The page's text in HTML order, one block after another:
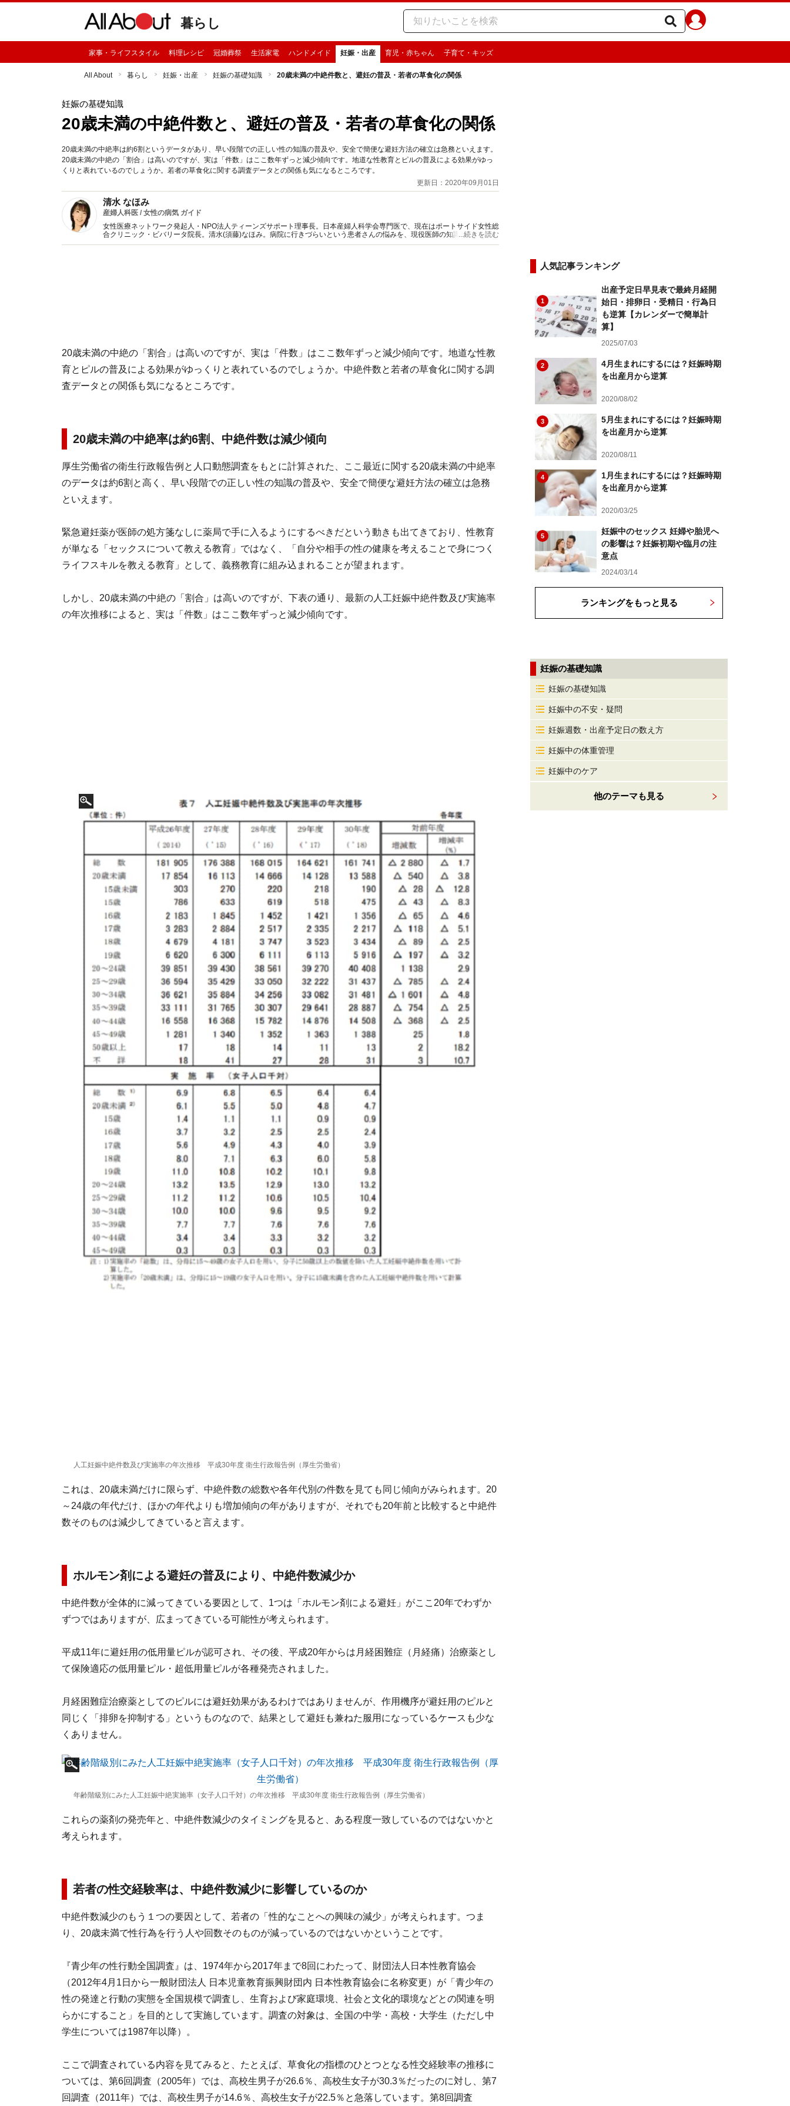
暮らし
家事・ライフスタイル 料理レシピ 冠婚葬祭 生活家電 ハンドメイド 妊娠・出産 育児・赤ちゃん 子育て・キッズ
All About 暮らし 妊娠・出産 妊娠の基礎知識 20歳未満の中絶件数と、避妊の普及・若者の草食化の関係
妊娠の基礎知識
20歳未満の中絶件数と、避妊の普及・若者の草食化の関係
20歳未満の中絶率は約6割というデータがあり、早い段階での正しい性の知識の普及や、安全で簡便な避妊方法の確立は急務といえます。
20歳未満の中絶の「割合」は高いのですが、実は「件数」はここ数年ずっと減少傾向です。地道な性教育とピルの普及による効果がゆっ
くりと表れているのでしょうか。若者の草食化に関する調査データとの関係も気になるところです。
更新日：2020年09月01日
清水 なほみ
産婦人科医 / 女性の病気 ガイド
女性医療ネットワーク発起人・NPO法人ティーンズサポート理事長。日本産婦人科学会専門医で、現在はポートサイド女性総
合クリニック・ビバリータ院長。清水(須藤)なほみ。病院に行きづらいという患者さんの悩みを、現役医師の知識を活かして
サポートします。
...続きを読む
20歳未満の中絶の「割合」は高いのですが、実は「件数」はここ数年ずっと減少傾向です。地道な性教
育とピルの普及による効果がゆっくりと表れているのでしょうか。中絶件数と若者の草食化に関する調
査データとの関係も気になるところです。
20歳未満の中絶率は約6割、中絶件数は減少傾向
厚生労働省の衛生行政報告例と人口動態調査をもとに計算された、ここ最近に関する20歳未満の中絶率
のデータは約6割と高く、早い段階での正しい性の知識の普及や、安全で簡便な避妊方法の確立は急務
といえます。
緊急避妊薬が医師の処方箋なしに薬局で手に入るようにするべきだという動きも出てきており、性教育
が単なる「セックスについて教える教育」ではなく、「自分や相手の性の健康を考えることで身につく
ライフスキルを教える教育」として、義務教育に組み込まれることが望まれます。
しかし、20歳未満の中絶の「割合」は高いのですが、下表の通り、最新の人工妊娠中絶件数及び実施率
の年次推移によると、実は「件数」はここ数年ずっと減少傾向です。
人工妊娠中絶件数及び実施率の年次推移 平成30年度 衛生行政報告例（厚生労働省）
これは、20歳未満だけに限らず、中絶件数の総数や各年代別の件数を見ても同じ傾向がみられます。20
～24歳の年代だけ、ほかの年代よりも増加傾向の年がありますが、それでも20年前と比較すると中絶件
数そのものは減少してきていると言えます。
ホルモン剤による避妊の普及により、中絶件数減少か
中絶件数が全体的に減ってきている要因として、1つは「ホルモン剤による避妊」がここ20年でわずか
ずつではありますが、広まってきている可能性が考えられます。
平成11年に避妊用の低用量ピルが認可され、その後、平成20年からは月経困難症（月経痛）治療薬とし
て保険適応の低用量ピル・超低用量ピルが各種発売されました。
月経困難症治療薬としてのピルには避妊効果があるわけではありませんが、作用機序が避妊用のピルと
同じく「排卵を抑制する」というものなので、結果として避妊も兼ねた服用になっているケースも少な
くありません。
年齢階級別にみた人工妊娠中絶実施率（女子人口千対）の年次推移 平成30年度 衛生行政報告例（厚生労働省）
これらの薬剤の発売年と、中絶件数減少のタイミングを見ると、ある程度一致しているのではないかと
考えられます。
若者の性交経験率は、中絶件数減少に影響しているのか
中絶件数減少のもう１つの要因として、若者の「性的なことへの興味の減少」が考えられます。つま
り、20歳未満で性行為を行う人や回数そのものが減っているのではないかということです。
『青少年の性行動全国調査』は、1974年から2017年まで8回にわたって、財団法人日本性教育協会
（2012年4月1日から一般財団法人 日本児童教育振興財団内 日本性教育協会に名称変更）が「青少年の
性の発達と行動の実態を全国規模で調査し、生育および家庭環境、社会と文化的環境などとの関連を明
らかにすること」を目的として実施しています。調査の対象は、全国の中学・高校・大学生（ただし中
学生については1987年以降）。
ここで調査されている内容を見てみると、たとえば、草食化の指標のひとつとなる性交経験率の推移に
ついては、第6回調査（2005年）では、高校生男子が26.6％、高校生女子が30.3％だったのに対し、第7
回調査（2011年）では、高校生男子が14.6％、高校生女子が22.5％と急落しています。第8回調査
人気記事ランキング
1
出産予定日早見表で最終月経開
始日・排卵日・受精日・行為日
も逆算【カレンダーで簡単計
算】
2025/07/03
2
4月生まれにするには？妊娠時期
を出産月から逆算
2020/08/02
3
5月生まれにするには？妊娠時期
を出産月から逆算
2020/08/11
4
1月生まれにするには？妊娠時期
を出産月から逆算
2020/03/25
5
妊娠中のセックス 妊婦や胎児へ
の影響は？妊娠初期や臨月の注
意点
2024/03/14
ランキングをもっと見る
妊娠の基礎知識
妊娠の基礎知識
妊娠中の不安・疑問
妊娠週数・出産予定日の数え方
妊娠中の体重管理
妊娠中のケア
他のテーマも見る